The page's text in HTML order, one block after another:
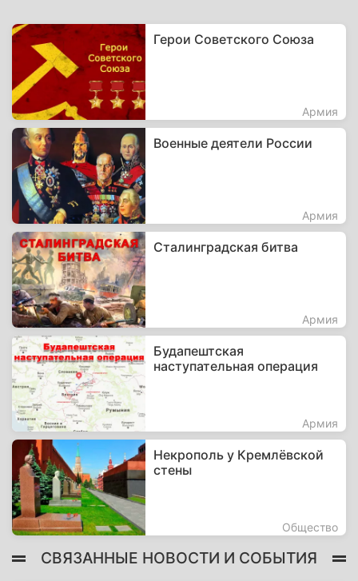
Герои Советского Союза
Армия
Военные деятели России
Армия
Сталинградская битва
Армия
Будапештская
наступательная операция
Армия
Некрополь у Кремлёвской
стены
Общество
СВЯЗАННЫЕ НОВОСТИ И СОБЫТИЯ